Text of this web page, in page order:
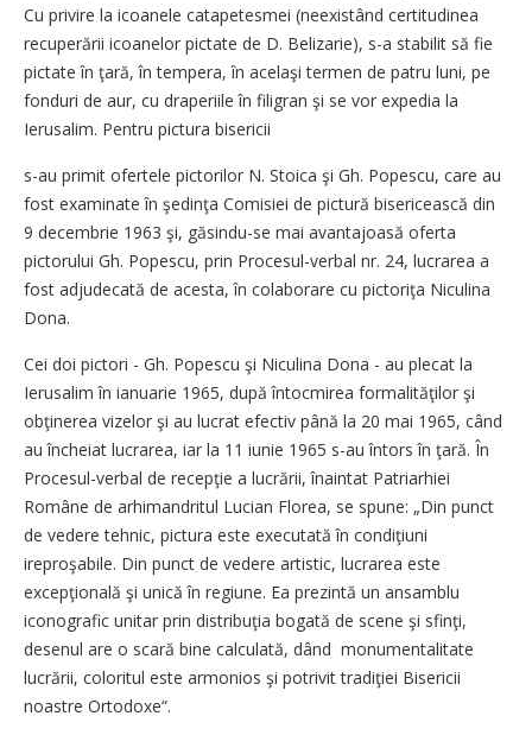
Cu privire la icoanele catapetesmei (neexistând certitudinea
recuperării icoanelor pictate de D. Belizarie), s-a stabilit să fie
pictate în ţară, în tempera, în acelaşi termen de patru luni, pe
fonduri de aur, cu draperiile în filigran şi se vor expedia la
Ierusalim. Pentru pictura bisericii
s-au primit ofertele pictorilor N. Stoica şi Gh. Popescu, care au
fost examinate în şedinţa Comisiei de pictură bisericească din
9 decembrie 1963 şi, găsindu-se mai avantajoasă oferta
pictorului Gh. Popescu, prin Procesul-verbal nr. 24, lucrarea a
fost adjudecată de acesta, în colaborare cu pictoriţa Niculina
Dona.
Cei doi pictori - Gh. Popescu şi Niculina Dona - au plecat la
Ierusalim în ianuarie 1965, după întocmirea formalităţilor şi
obţinerea vizelor şi au lucrat efectiv până la 20 mai 1965, când
au încheiat lucrarea, iar la 11 iunie 1965 s-au întors în ţară. În
Procesul-verbal de recepţie a lucrării, înaintat Patriarhiei
Române de arhimandritul Lucian Florea, se spune: „Din punct
de vedere tehnic, pictura este executată în condiţiuni
ireproşabile. Din punct de vedere artistic, lucrarea este
excepţională şi unică în regiune. Ea prezintă un ansamblu
iconografic unitar prin distribuţia bogată de scene şi sfinţi,
desenul are o scară bine calculată, dând monumentalitate
lucrării, coloritul este armonios şi potrivit tradiţiei Bisericii
noastre Ortodoxe“.